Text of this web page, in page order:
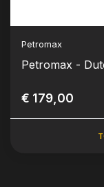
Petromax
Petromax -
€ 179,00